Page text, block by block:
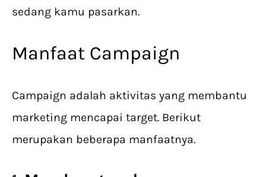
sedang kamu pasarkan.
Manfaat Campaign
Campaign adalah aktivitas yang membantu
marketing mencapai target. Berikut
merupakan beberapa manfaatnya.